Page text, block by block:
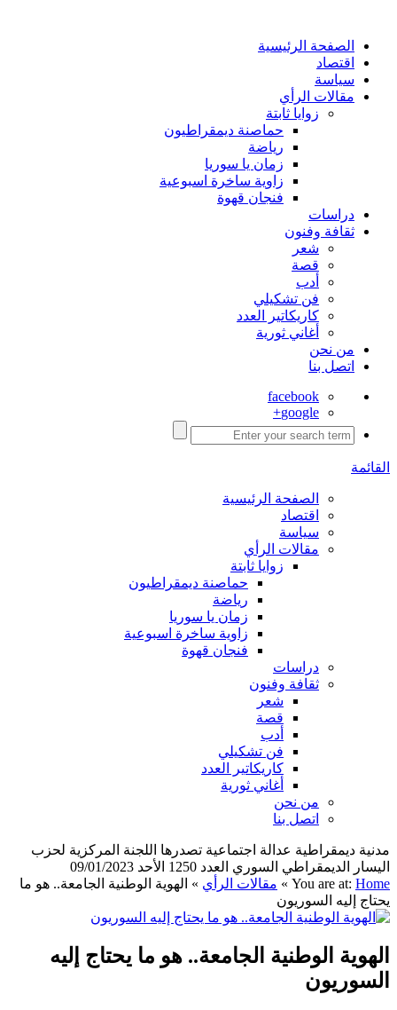
الصفحة الرئيسية
اقتصاد
سياسة
مقالات الرأي
زوايا ثابتة
حماصنة ديمقراطيون
رياضة
زمان يا سوريا
زاوية ساخرة اسبوعية
فنجان قهوة
دراسات
ثقافة وفنون
شعر
قصة
أدب
فن تشكيلي
كاريكاتير العدد
أغاني ثورية
من نحن
اتصل بنا
facebook
google+
القائمة
الصفحة الرئيسية
اقتصاد
سياسة
مقالات الرأي
زوايا ثابتة
حماصنة ديمقراطيون
رياضة
زمان يا سوريا
زاوية ساخرة اسبوعية
فنجان قهوة
دراسات
ثقافة وفنون
شعر
قصة
أدب
فن تشكيلي
كاريكاتير العدد
أغاني ثورية
من نحن
اتصل بنا
مدنية ديمقراطية عدالة اجتماعية تصدرها اللجنة المركزية لحزب
اليسار الديمقراطي السوري العدد 1250 الأحد 09/01/2023
You are at: Home
» مقالات الرأي » الهوية الوطنية الجامعة.. هو ما
يحتاج إليه السوريون
الهوية الوطنية الجامعة.. هو ما يحتاج إليه
السوريون